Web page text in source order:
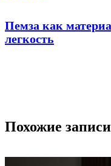
Пемза как
легкость
Похожие записи